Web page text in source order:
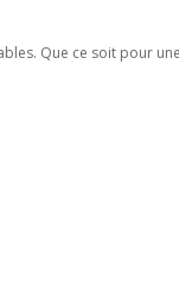
Que ce soit pour